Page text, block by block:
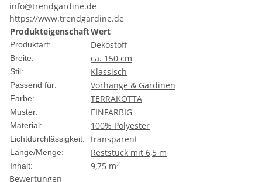
info@trendgardine.de
https://www.trendgardine.de
ProdukteigenschaftWert
Produktart: Dekostoff
Breite: ca. 150 cm
Stil: Klassisch
Passend für: Vorhänge & Gardinen
Farbe: TERRAKOTTA
Muster: EINFARBIG
Material: 100% Polyester
Lichtdurchlässigkeit: transparent
Länge/Menge: Reststück mit 6,5 m
Inhalt: 9,75 m2
Bewertungen